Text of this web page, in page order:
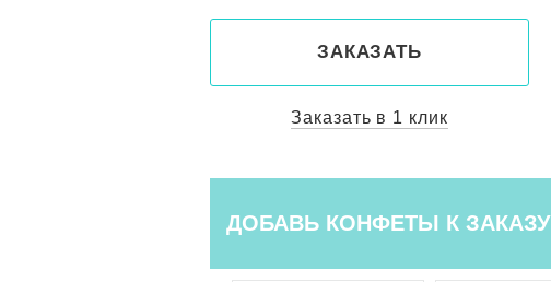
ЗАКАЗАТЬ
Заказать в 1 клик
ДОБАВЬ КОНФЕТЫ К ЗАКАЗУ